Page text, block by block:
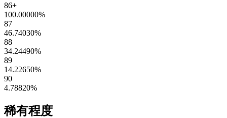
86+
100.00000%
87
46.74030%
88
34.24490%
89
14.22650%
90
4.78820%
稀有程度